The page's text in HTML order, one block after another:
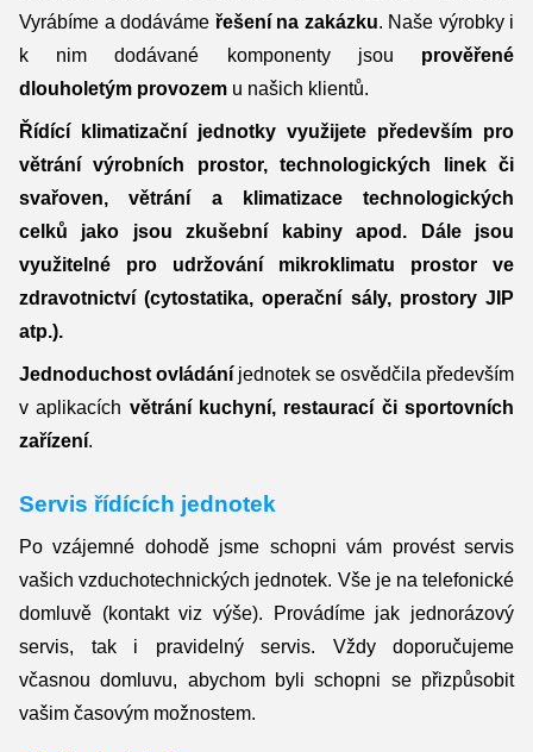
Vyrábíme a dodáváme řešení na zakázku. Naše výrobky i
k nim dodávané komponenty jsou prověřené
dlouholetým provozem u našich klientů.
Řídící klimatizační jednotky využijete především pro
větrání výrobních prostor, technologických linek či
svařoven, větrání a klimatizace technologických
celků jako jsou zkušební kabiny apod. Dále jsou
využitelné pro udržování mikroklimatu prostor ve
zdravotnictví (cytostatika, operační sály, prostory JIP
atp.).
Jednoduchost ovládání jednotek se osvědčila především
v aplikacích větrání kuchyní, restaurací či sportovních
zařízení.
Servis řídících jednotek
Po vzájemné dohodě jsme schopni vám provést servis
vašich vzduchotechnických jednotek. Vše je na telefonické
domluvě (kontakt viz výše). Provádíme jak jednorázový
servis, tak i pravidelný servis. Vždy doporučujeme
včasnou domluvu, abychom byli schopni se přizpůsobit
vašim časovým možnostem.